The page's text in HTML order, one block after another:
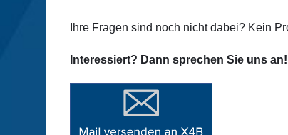
Ihre Fragen sind noch nicht dabei? Kein
Interessiert? Dann sprechen Sie uns an!